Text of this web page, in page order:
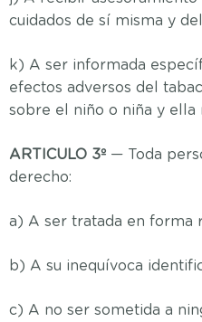
cuidados de sí misma y
k) A ser informada
efectos adversos del
sobre el niño o niña y ella
ARTICULO 3º — Toda
derecho:
a) A ser tratada en forma
b) A su inequívoca
c) A no ser sometida a